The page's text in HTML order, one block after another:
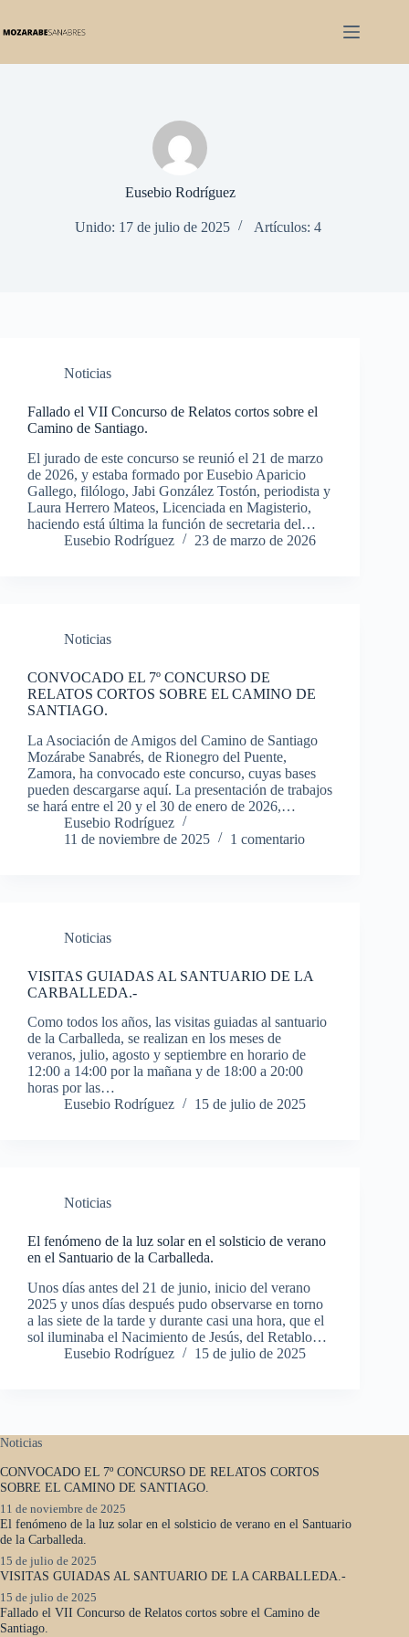
contenido
Eusebio Rodríguez
Unido: 17 de julio de 2025 Artículos: 4
Noticias
Fallado el VII Concurso de Relatos cortos sobre el
Camino de Santiago.
El jurado de este concurso se reunió el 21 de marzo
de 2026, y estaba formado por Eusebio Aparicio
Gallego, filólogo, Jabi González Tostón, periodista y
Laura Herrero Mateos, Licenciada en Magisterio,
haciendo está última la función de secretaria del…
Eusebio Rodríguez
23 de marzo de 2026
Noticias
CONVOCADO EL 7º CONCURSO DE
RELATOS CORTOS SOBRE EL CAMINO DE
SANTIAGO.
La Asociación de Amigos del Camino de Santiago
Mozárabe Sanabrés, de Rionegro del Puente,
Zamora, ha convocado este concurso, cuyas bases
pueden descargarse aquí. La presentación de trabajos
se hará entre el 20 y el 30 de enero de 2026,…
Eusebio Rodríguez
11 de noviembre de 2025
1 comentario
Noticias
VISITAS GUIADAS AL SANTUARIO DE LA
CARBALLEDA.-
Como todos los años, las visitas guiadas al santuario
de la Carballeda, se realizan en los meses de
veranos, julio, agosto y septiembre en horario de
12:00 a 14:00 por la mañana y de 18:00 a 20:00
horas por las…
Eusebio Rodríguez
15 de julio de 2025
Noticias
El fenómeno de la luz solar en el solsticio de verano
en el Santuario de la Carballeda.
Unos días antes del 21 de junio, inicio del verano
2025 y unos días después pudo observarse en torno
a las siete de la tarde y durante casi una hora, que el
sol iluminaba el Nacimiento de Jesús, del Retablo…
Eusebio Rodríguez
15 de julio de 2025
Noticias
CONVOCADO EL 7º CONCURSO DE RELATOS CORTOS
SOBRE EL CAMINO DE SANTIAGO.
11 de noviembre de 2025
El fenómeno de la luz solar en el solsticio de verano en el Santuario
de la Carballeda.
15 de julio de 2025
VISITAS GUIADAS AL SANTUARIO DE LA CARBALLEDA.-
15 de julio de 2025
Fallado el VII Concurso de Relatos cortos sobre el Camino de
Santiago.